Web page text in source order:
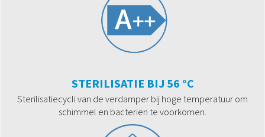
STERILISATIE BIJ 56 °C
Sterilisatiecycli van de verdamper bij hoge temperatuur om
schimmel en bacteriën te voorkomen.